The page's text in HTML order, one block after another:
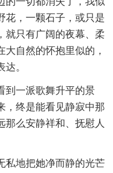
花，一颗石子，或只是
就只有广阔的夜幕、柔
自然的怀抱里似的，
。
到一派歌舞升平的景
，终是能看见静寂中那
那么安静祥和、抚慰人
私地把她净而静的光芒